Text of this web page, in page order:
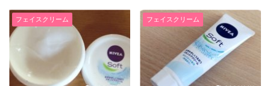
入れに保湿力の高いクリ
ームを加えてみたり、乳
液を重ね塗りしてみたり
といろいろと試行錯誤し
てみたものの、効果はイ
マイチ...。 お肌に優し
んでいて、混合肌だと言
うこともあり、顔の皮脂
をさっぱり取れるスキン
ケアばかりしていまし
た。 しかし、年齢を重ね
想をご紹介したいと思い
ます。 34歳、会社員、
混合肌 3 年ほど前から頬
の肌荒れに悩まされてい
ました。ニキビのような
リームは、コクのあるク
リームでお肌にハリと弾
力を与えてくれるフェイ
スクリームです。 オール
インワンとしても使える
リンクルクリームの口コ
フェイスクリーム フェイスクリーム